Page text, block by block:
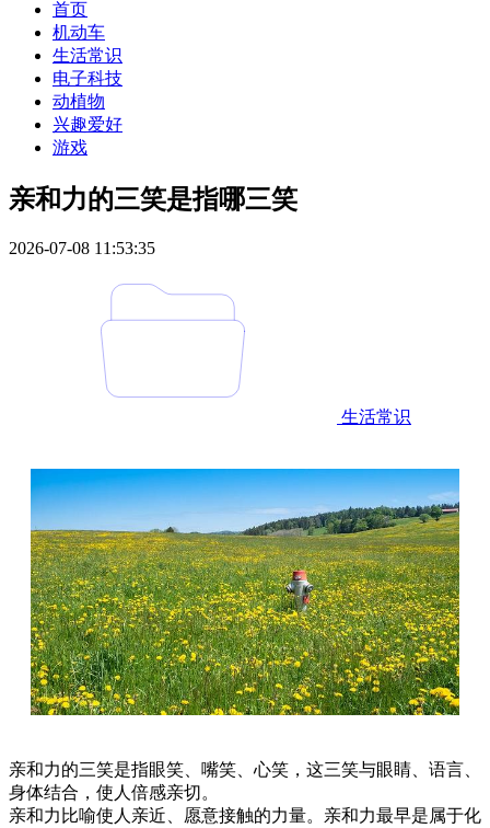
首页
机动车
生活常识
电子科技
动植物
兴趣爱好
游戏
亲和力的三笑是指哪三笑
2026-07-08 11:53:35
生活常识
亲和力的三笑是指眼笑、嘴笑、心笑，这三笑与眼睛、语言、
身体结合，使人倍感亲切。
亲和力比喻使人亲近、愿意接触的力量。亲和力最早是属于化